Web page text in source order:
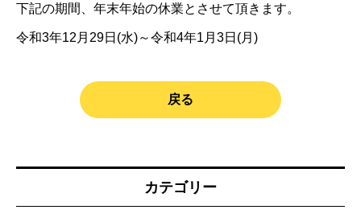
下記の期間、年末年始の休業とさせて頂きます。
令和3年12月29日(水)～令和4年1月3日(月)
戻る
カテゴリー